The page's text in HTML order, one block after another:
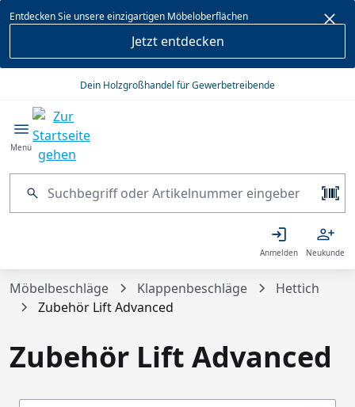
springen
Entdecken Sie unsere einzigartigen Möbeloberflächen
Jetzt entdecken
Dein Holzgroßhandel für Gewerbetreibende
Menü
Anmelden Neukunde
Möbelbeschläge Klappenbeschläge
Hettich
Zubehör Lift Advanced
Zubehör Lift Advanced